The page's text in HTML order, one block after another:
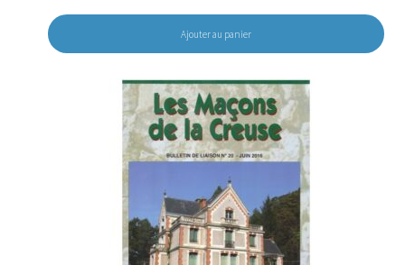
Ajouter au panier